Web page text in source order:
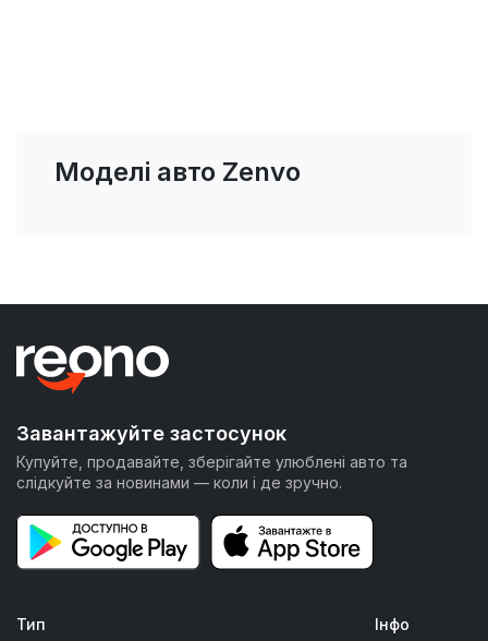
Моделі авто Zenvo
Завантажуйте застосунок
Купуйте, продавайте, зберігайте улюблені авто та
слідкуйте за новинами — коли і де зручно.
Тип Інфо